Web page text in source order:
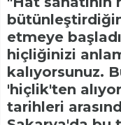
etmeye
hiçliğinizi
kalıyorsunuz.
'hiçlik'ten
tarihleri